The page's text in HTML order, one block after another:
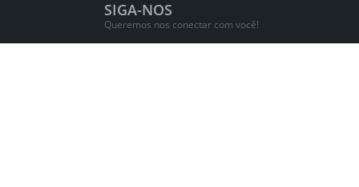
SIGA-NOS
Queremos nos conectar com você!